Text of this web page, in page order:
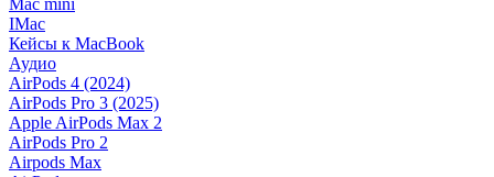
Mac mini
IMac
Кейсы к MacBook
Аудио
AirPods 4 (2024)
AirPods Pro 3 (2025)
Apple AirPods Max 2
AirPods Pro 2
Airpods Max